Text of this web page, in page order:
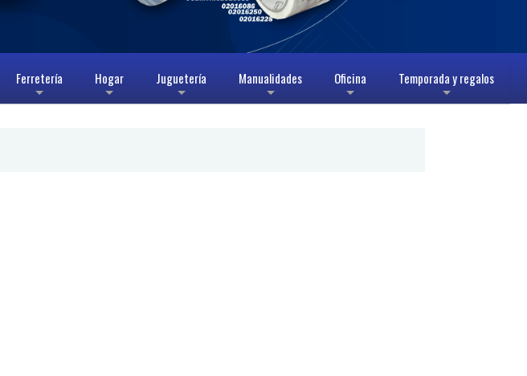
+
Ferretería
+
Hogar
+
Juguetería
+
Manualidades
+
Oficina
+
Temporada y regalos